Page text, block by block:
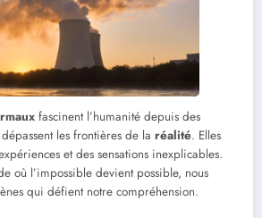
fascinent l’humanité depuis des
les frontières de la réalité. Elles
et des sensations inexplicables.
où l’impossible devient possible, nous
qui défient notre compréhension.